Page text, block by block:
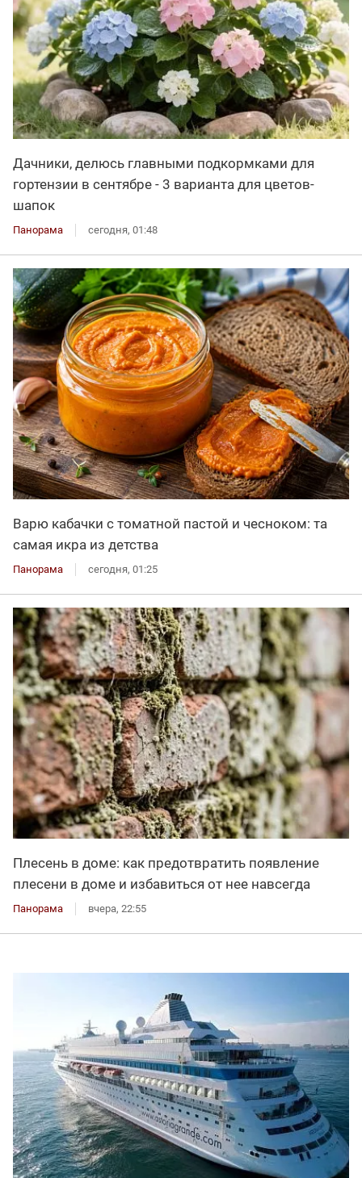
Дачники, делюсь главными подкормками для
гортензии в сентябре - 3 варианта для цветов-
шапок
Панорама сегодня, 01:48
Варю кабачки с томатной пастой и чесноком: та
самая икра из детства
Панорама сегодня, 01:25
Плесень в доме: как предотвратить появление
плесени в доме и избавиться от нее навсегда
Панорама вчера, 22:55